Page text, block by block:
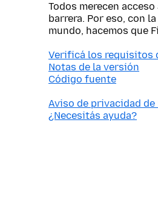
Todos merecen
barrera. Por eso, con
mundo, hacemos que
Verificá los requisitos
Notas de la versión
Código fuente
Aviso de privacidad de
¿Necesitás ayuda?